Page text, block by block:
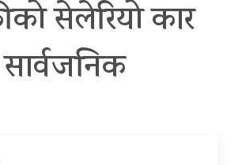
सेलेरियो कार
सार्वजनिक